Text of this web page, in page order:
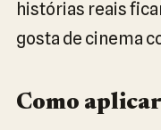
histórias reais
gosta de cinema
Como